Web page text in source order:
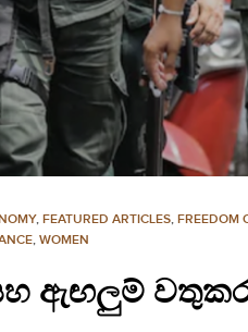
, FEATURED ARTICLES, FREEDOM
, WOMEN
ඇඟලුම්